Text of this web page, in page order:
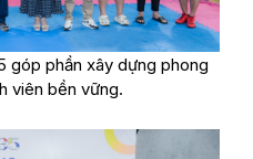
góp phần xây dựng phong
viên bền vững.